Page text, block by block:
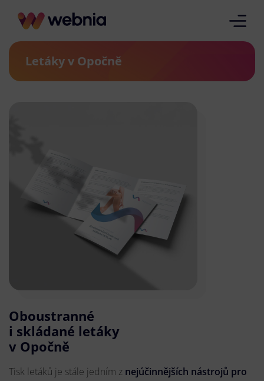
Letáky v Opočně
Oboustranné
i skládané letáky
v Opočně
Tisk letáků je stále jedním z nejúčinnějších nástrojů pro